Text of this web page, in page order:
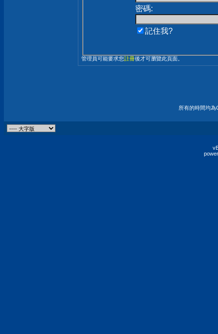
密碼:
記住我?
管理員可能要求您註冊後才可瀏覽此頁面。
所有的時間均為